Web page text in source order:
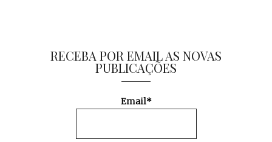
RECEBA POR EMAIL AS NOVAS
PUBLICAÇÕES
Email*